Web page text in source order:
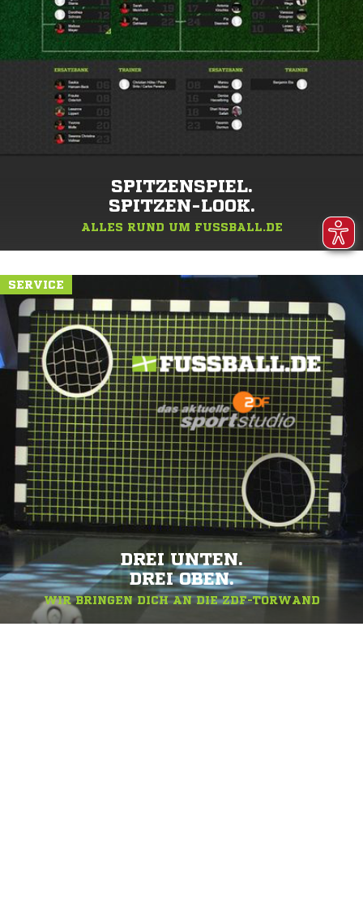
SPITZENSPIEL.
SPITZEN-LOOK.
ALLES RUND UM FUSSBALL.DE
SERVICE
DREI UNTEN.
DREI OBEN.
WIR BRINGEN DICH AN DIE ZDF-TORWAND